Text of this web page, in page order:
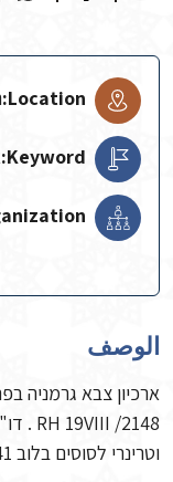
Location:
Keyword:
الوصف
וטרינרי לסוסים בלוב 1941